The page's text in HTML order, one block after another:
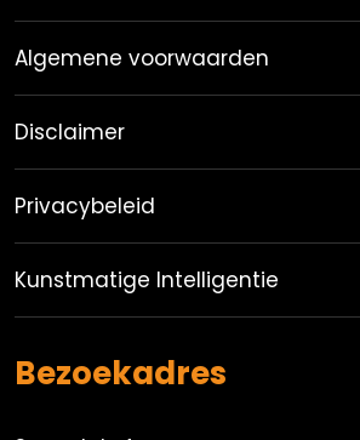
Algemene voorwaarden
Disclaimer
Privacybeleid
Kunstmatige Intelligentie
Bezoekadres